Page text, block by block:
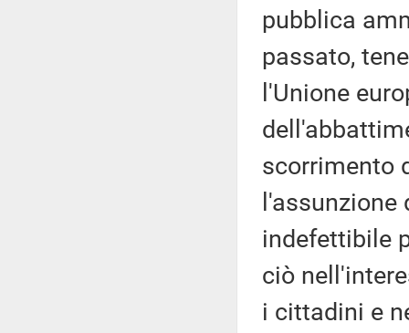
pubblica
passato,
l'Unione
scorrimento
indefettibile
ciò
i cittadini e